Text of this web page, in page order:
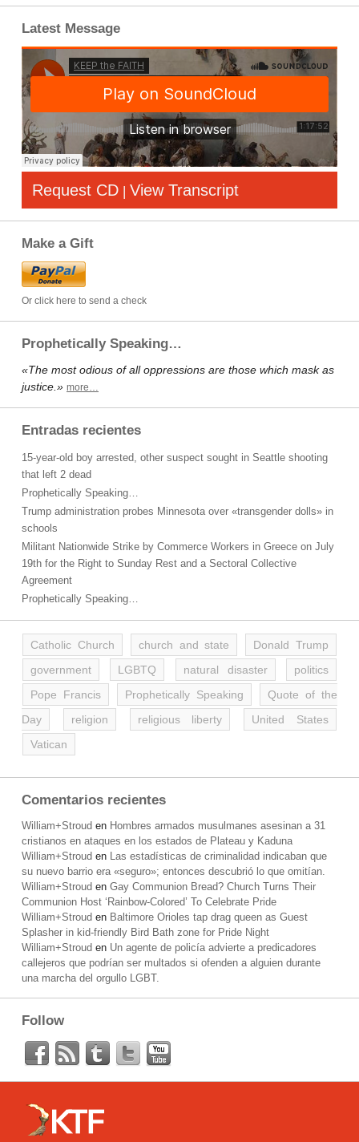
Latest Message
Request CD | View Transcript
Make a Gift
Or click here to send a check
Prophetically Speaking…
«The most odious of all oppressions are those which mask as
justice.» more…
Entradas recientes
15-year-old boy arrested, other suspect sought in Seattle shooting
that left 2 dead
Prophetically Speaking…
Trump administration probes Minnesota over «transgender dolls» in
schools
Militant Nationwide Strike by Commerce Workers in Greece on July
19th for the Right to Sunday Rest and a Sectoral Collective
Agreement
Prophetically Speaking…
Catholic Church church and state
Donald Trump
government
LGBTQ natural disaster
politics
Pope Francis
Prophetically Speaking
Quote of the
Day
religion religious liberty
United States
Vatican
Comentarios recientes
William+Stroud en Hombres armados musulmanes asesinan a 31
cristianos en ataques en los estados de Plateau y Kaduna
William+Stroud en Las estadísticas de criminalidad indicaban que
su nuevo barrio era «seguro»; entonces descubrió lo que omitían.
William+Stroud en Gay Communion Bread? Church Turns Their
Communion Host ‘Rainbow-Colored’ To Celebrate Pride
William+Stroud en Baltimore Orioles tap drag queen as Guest
Splasher in kid-friendly Bird Bath zone for Pride Night
William+Stroud en Un agente de policía advierte a predicadores
callejeros que podrían ser multados si ofenden a alguien durante
una marcha del orgullo LGBT.
Follow